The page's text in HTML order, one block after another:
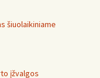
šiuolaikiniame
įžvalgos